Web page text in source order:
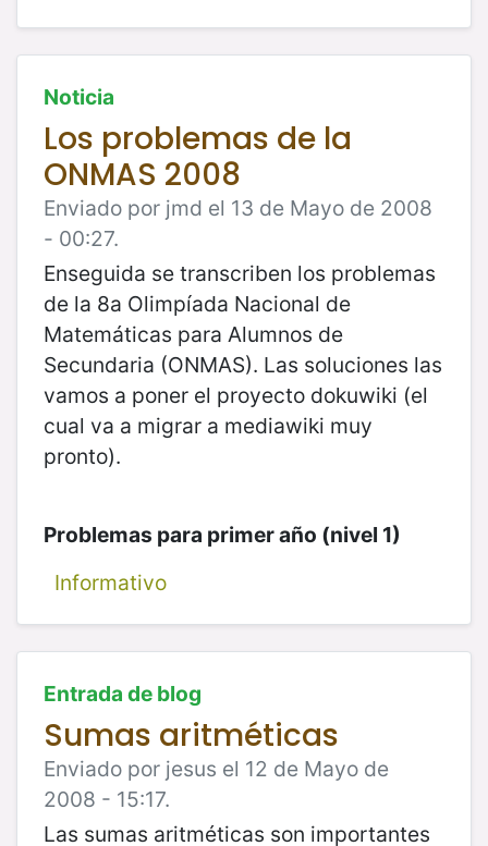
Noticia
Los problemas de la
ONMAS 2008
Enviado por jmd el 13 de Mayo de 2008
- 00:27.
Enseguida se transcriben los problemas
de la 8a Olimpíada Nacional de
Matemáticas para Alumnos de
Secundaria (ONMAS). Las soluciones las
vamos a poner el proyecto dokuwiki (el
cual va a migrar a mediawiki muy
pronto).
Problemas para primer año (nivel 1)
Informativo
Entrada de blog
Sumas aritméticas
Enviado por jesus el 12 de Mayo de
2008 - 15:17.
Las sumas aritméticas son importantes